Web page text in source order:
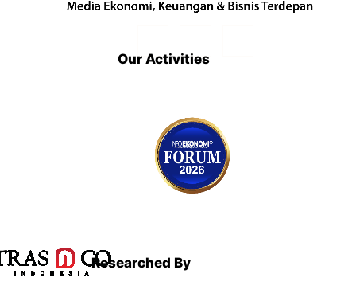
Our Activities
Researched By